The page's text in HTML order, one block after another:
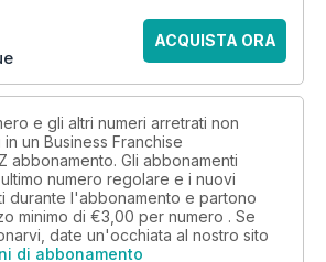
ACQUISTA ORA
e gli altri numeri arretrati non
un Business Franchise
abbonamento. Gli abbonamenti
numero regolare e i nuovi
durante l'abbonamento e partono
minimo di €3,00 per numero . Se
date un'occhiata al nostro sito
di abbonamento